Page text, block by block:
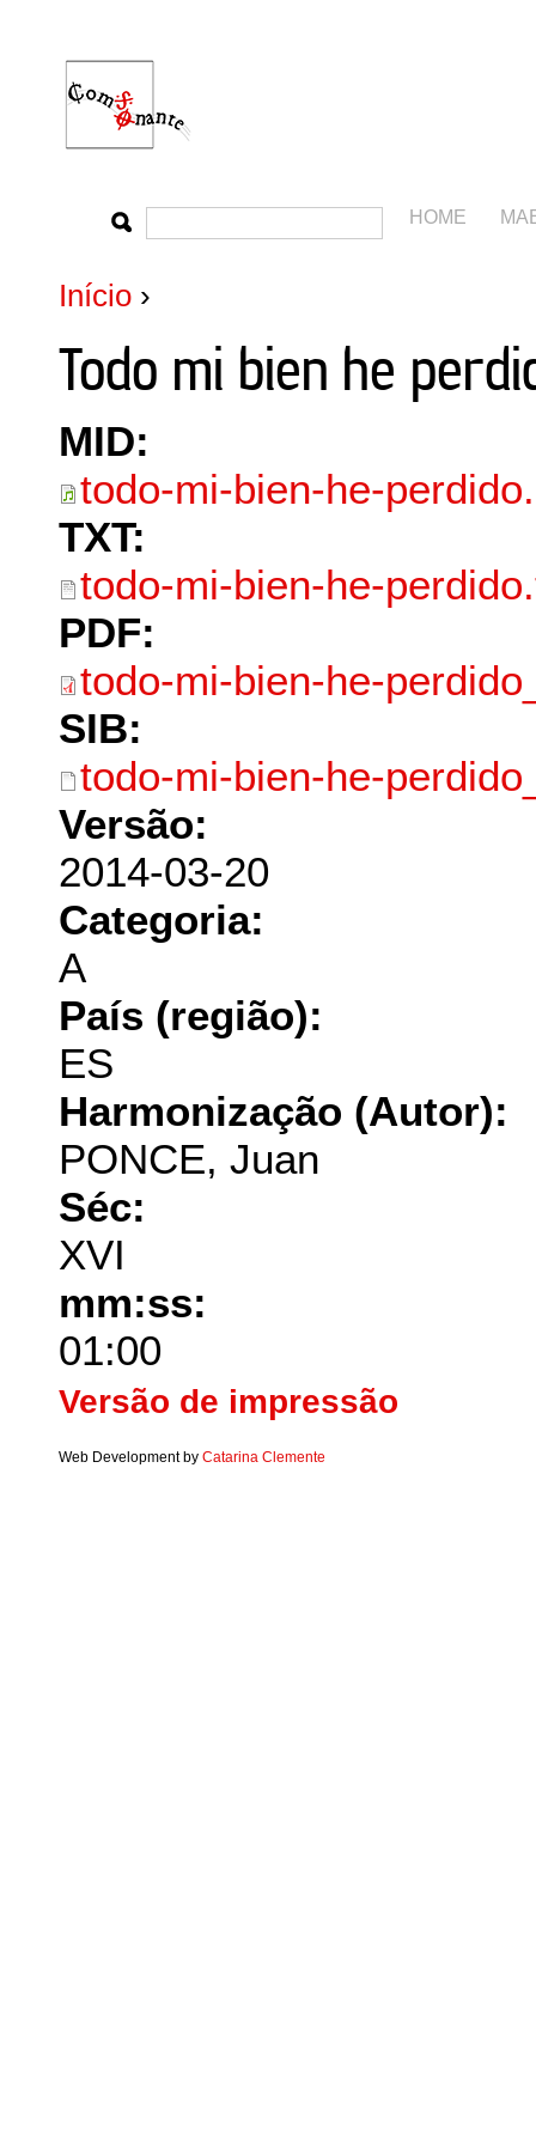
HOME
Início ›
Todo mi bien he
MID:
todo-mi-bien-he-
TXT:
todo-mi-bien-he-
PDF:
todo-mi-bien-he-
SIB:
todo-mi-bien-he-
Versão:
2014-03-20
Categoria:
A
País (região):
ES
Harmonização (Autor):
PONCE, Juan
Séc:
XVI
mm:ss:
01:00
Versão de impressão
Web Development by Catarina Clemente